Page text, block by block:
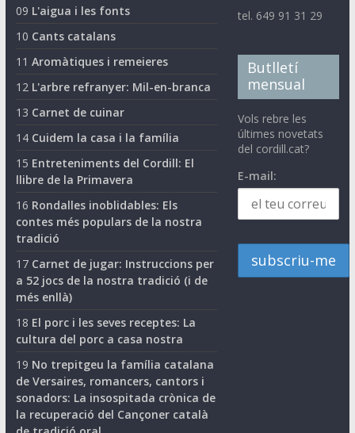
09 L'aigua i les fonts
10 Cants catalans
11 Aromàtiques i remeieres
12 L'arbre refranyer: Mil-en-branca
13 Carnet de cuinar
14 Cuidem la casa i la família
15 Entreteniments del Cordill: El
llibre de la Primavera
16 Rondalles inoblidables: Els
contes més populars de la nostra
tradició
17 Carnet de jugar: Instruccions per
a 52 jocs de la nostra tradició (i de
més enllà)
18 El porc i les seves receptes: La
cultura del porc a casa nostra
19 No trepitgeu la família catalana
de Versaires, romancers, cantors i
sonadors: La insospitada crònica de
la recuperació del Cançoner català
tel. 649 91 31 29
Butlletí
mensual
Vols rebre les
últimes novetats
del cordill.cat?
E-mail: